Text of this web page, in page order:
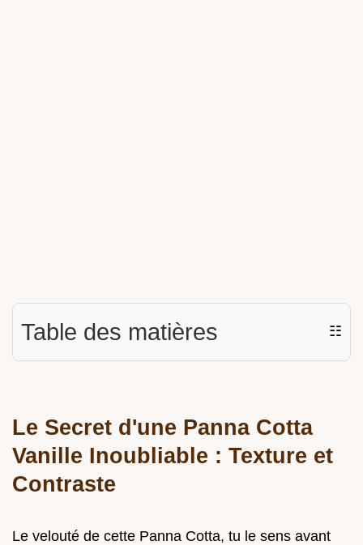
Table des matières ☷
Le Secret d'une Panna Cotta
Vanille Inoubliable : Texture et
Contraste
Le velouté de cette Panna Cotta, tu le sens avant